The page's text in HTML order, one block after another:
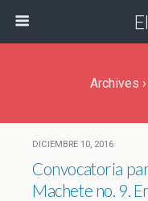
Archives
DICIEMBRE 10, 2016
Convocatoria
Machete no. 9.